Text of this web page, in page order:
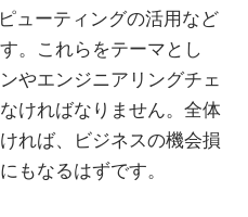
ューティングの活用など
。これらをテーマとし
やエンジニアリングチェ
ければなりません。全体
れば、ビジネスの機会損
もなるはずです。